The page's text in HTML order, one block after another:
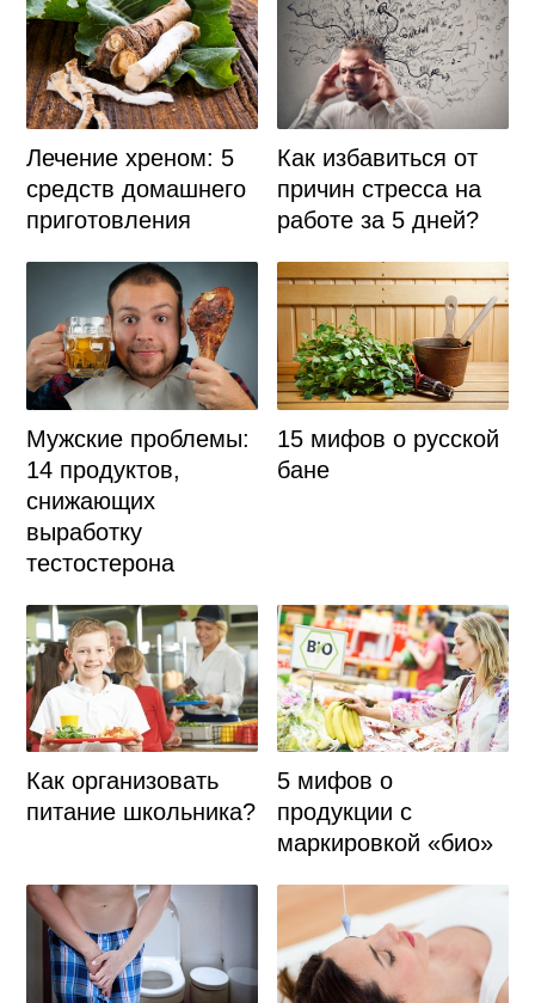
Лечение хреном: 5
средств домашнего
приготовления
Как избавиться от
причин стресса на
работе за 5 дней?
Мужские проблемы:
14 продуктов,
снижающих
выработку
тестостерона
15 мифов о русской
бане
Как организовать
питание школьника?
5 мифов о
продукции с
маркировкой «био»